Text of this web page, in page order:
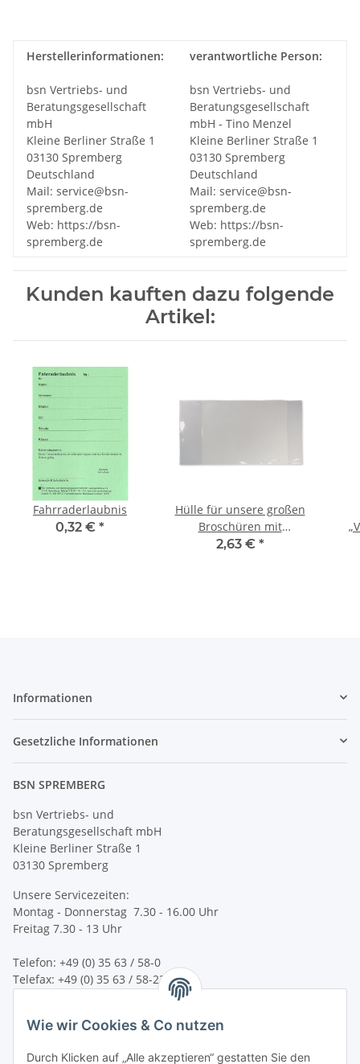
Herstellerinformationen:
bsn Vertriebs- und
Beratungsgesellschaft
mbH
Kleine Berliner Straße 1
03130 Spremberg
Deutschland
Mail: service@bsn-
spremberg.de
Web: https://bsn-
spremberg.de
verantwortliche Person:
bsn Vertriebs- und
Beratungsgesellschaft
mbH - Tino Menzel
Kleine Berliner Straße 1
03130 Spremberg
Deutschland
Mail: service@bsn-
spremberg.de
Web: https://bsn-
spremberg.de
Kunden kauften dazu folgende
Artikel:
Fahrraderlaubnis
0,32 € *
Hülle für unsere großen
Broschüren mit
ausklappbarer
2,63 € *
Informationen
Gesetzliche Informationen
BSN SPREMBERG
bsn Vertriebs- und
Beratungsgesellschaft mbH
Kleine Berliner Straße 1
03130 Spremberg
Unsere Servicezeiten:
Montag - Donnerstag 7.30 - 16.00 Uhr
Freitag 7.30 - 13 Uhr
Telefon: +49 (0) 35 63 / 58-0
Telefax: +49 (0) 35 63 / 58-231
service@bsn-spremberg.de
Wir versenden mit:
Wie wir Cookies & Co nutzen
Durch Klicken auf „Alle akzeptieren“ gestatten Sie den